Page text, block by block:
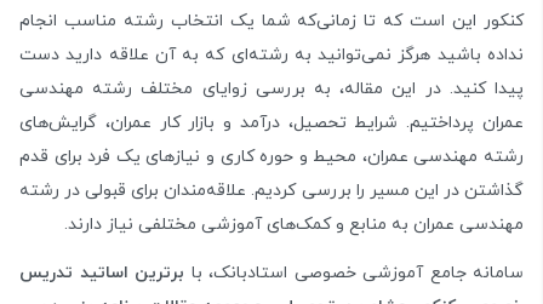
کنکور این است که تا زمانی‌که شما یک انتخاب رشته مناسب انجام
نداده باشید هرگز نمی‌توانید به رشته‌ای که به آن علاقه دارید دست
پیدا کنید. در این مقاله، به بررسی زوایای مختلف رشته مهندسی
عمران پرداختیم. شرایط تحصیل، درآمد و بازار کار عمران، گرایش‌های
رشته مهندسی عمران، محیط و حوره کاری و نیازهای یک فرد برای قدم
گذاشتن در این مسیر را بررسی کردیم. علاقه‌مندان برای قبولی در رشته
مهندسی عمران به منابع و کمک‌های آموزشی مختلفی نیاز دارند.
سامانه جامع آموزشی خصوصی استادبانک، با برترین اساتید تدریس